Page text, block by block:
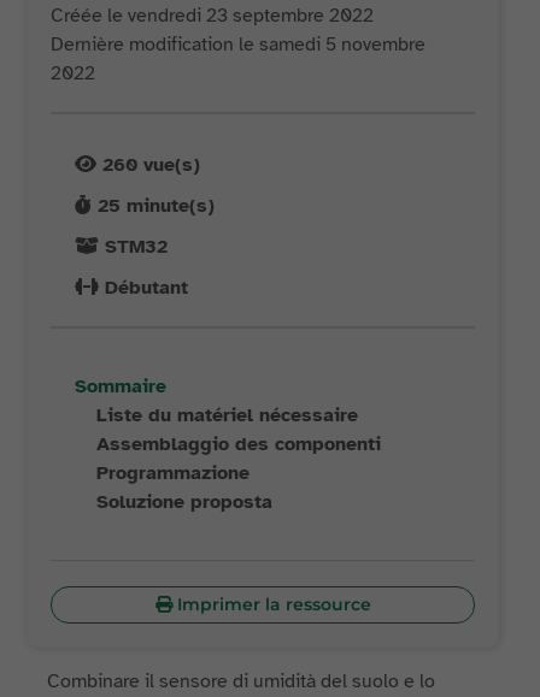
Créée le vendredi 23 septembre 2022
Dernière modification le samedi 5 novembre
2022
260 vue(s)
25 minute(s)
STM32
Débutant
Sommaire
Liste du matériel nécessaire
Assemblaggio des componenti
Programmazione
Soluzione proposta
Imprimer la ressource
Combinare il sensore di umidità del suolo e lo